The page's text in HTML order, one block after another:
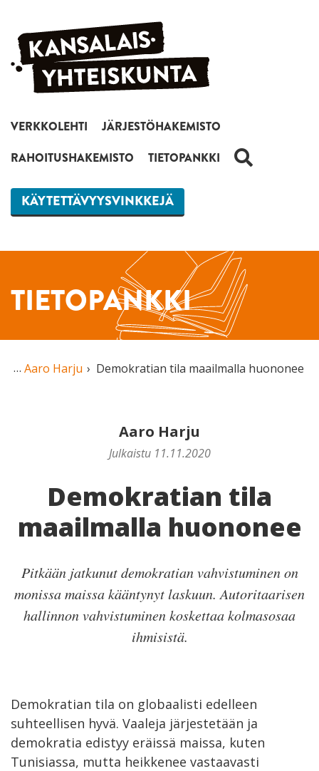
Siirry sisältöön
VERKKOLEHTI
JÄRJESTÖHAKEMISTO
RAHOITUSHAKEMISTO
TIETOPANKKI HAKU
KÄYTETTÄVYYSVINKKEJÄ
TIETOPANKKI
Aaro Harju Demokratian tila maailmalla huononee
Aaro Harju
Julkaistu 11.11.2020
Demokratian tila
maailmalla huononee
Pitkään jatkunut demokratian vahvistuminen on
monissa maissa kääntynyt laskuun. Autoritaarisen
hallinnon vahvistuminen koskettaa kolmasosaa
ihmisistä.
Demokratian tila on globaalisti edelleen
suhteellisen hyvä. Vaaleja järjestetään ja
demokratia edistyy eräissä maissa, kuten
Tunisiassa, mutta heikkenee vastaavasti